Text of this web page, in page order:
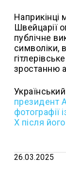
Наприкінці
Швейцарії
публічне
символіки,
зростанню
президент
фотографії
X після
26.03.2025